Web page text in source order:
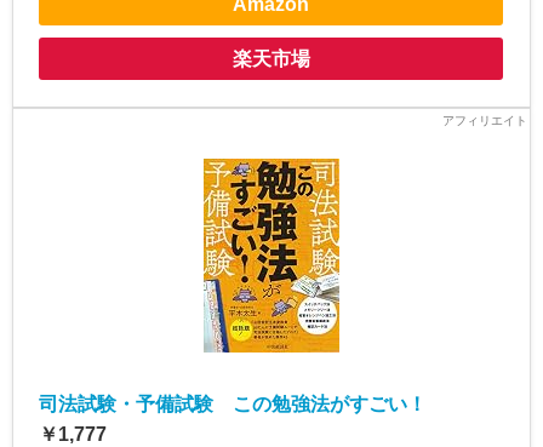
Amazon
楽天市場
司法試験・予備試験 この勉強法がすごい！
￥1,777